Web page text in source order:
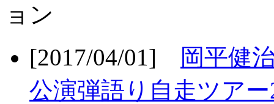
[2017/04/01]
岡平健
公演弾語り自走ツア